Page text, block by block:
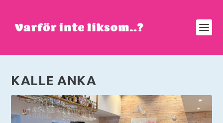
KALLE ANKA